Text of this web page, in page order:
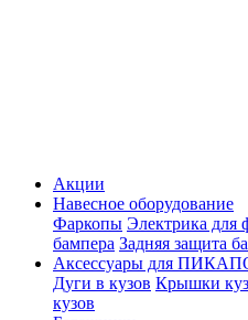
Акции
Навесное оборудование
Фаркопы Электрика для
бампера Задняя защита
Аксессуары для
Дуги в кузов Крышки
кузов